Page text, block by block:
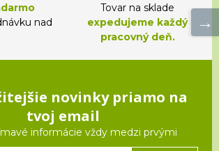
nad
Tovar na sklade
expedujeme každý
pracovný deň.
novinky priamo na
tvoj email
informácie vždy medzi prvými